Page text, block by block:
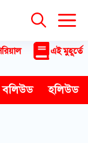
এই মুহূর্তে
বলিউড হলিউড